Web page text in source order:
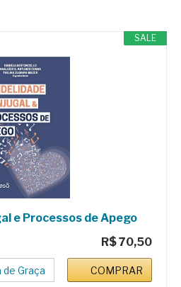
SALE
e Processos de Apego
R$ 70,50
de Graça COMPRAR